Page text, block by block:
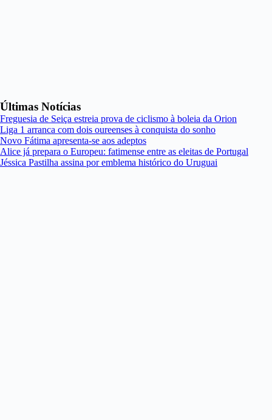
Últimas Notícias
Freguesia de Seiça estreia prova de ciclismo à boleia da Orion
Liga 1 arranca com dois oureenses à conquista do sonho
Novo Fátima apresenta-se aos adeptos
Alice já prepara o Europeu: fatimense entre as eleitas de Portugal
Jéssica Pastilha assina por emblema histórico do Uruguai